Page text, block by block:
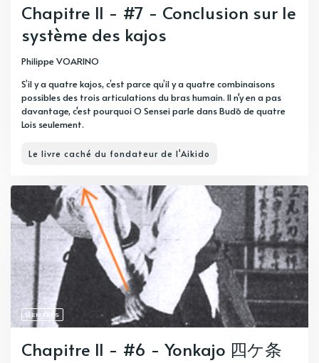
Chapitre II - #7 - Conclusion sur le
système des kajos
Philippe VOARINO
S’il y a quatre kajos, c’est parce qu’il y a quatre combinaisons
possibles des trois articulations du bras humain. Il n'y en a pas
davantage, c'est pourquoi O Sensei parle dans Budō de quatre
Lois seulement.
Le livre caché du fondateur de l'Aikido
MEMBRES
Chapitre II - #6 - Yonkajo 四ケ条